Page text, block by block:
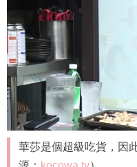
華莎是個超級吃貨，因